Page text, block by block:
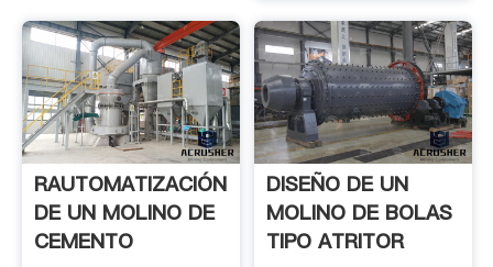
RAUTOMATIZACIÓN
DE UN MOLINO DE
CEMENTO
DISEÑO DE UN
MOLINO DE BOLAS
TIPO ATRITOR